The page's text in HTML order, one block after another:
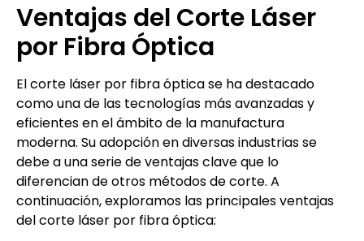
Ventajas del Corte Láser
por Fibra Óptica
El corte láser por fibra óptica se ha destacado
como una de las tecnologías más avanzadas y
eficientes en el ámbito de la manufactura
moderna. Su adopción en diversas industrias se
debe a una serie de ventajas clave que lo
diferencian de otros métodos de corte. A
continuación, exploramos las principales ventajas
del corte láser por fibra óptica: